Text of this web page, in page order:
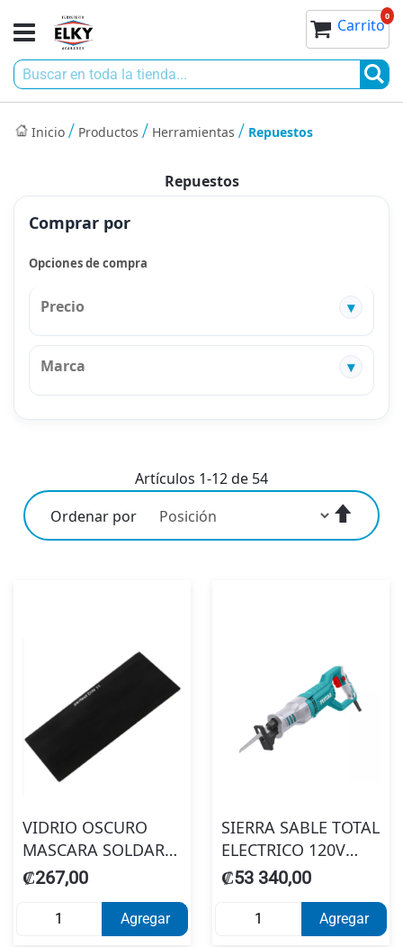
al
contenido
Toggle
Nav
Mi cesta
Carrito0 0
Inicio Productos Herramientas Repuestos
Repuestos
Artículos 1-12de 54
Ordenar por
Fijar
VIDRIO OSCURO
MASCARA SOLDAR
#10
₡267,00
Agregar
SIERRA SABLE TOTAL
ELECTRICO 120V
UTS100806
₡53 340,00
Agregar
Comprar por
Opciones de compra
Precio
Marca